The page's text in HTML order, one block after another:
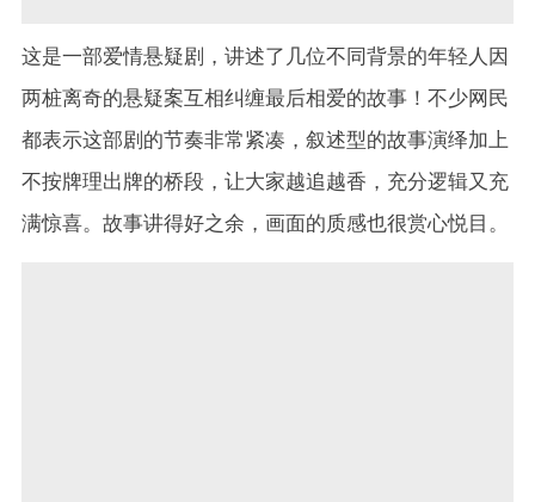
这是一部爱情悬疑剧，讲述了几位不同背景的年轻人因
两桩离奇的悬疑案互相纠缠最后相爱的故事！不少网民
都表示这部剧的节奏非常紧凑，叙述型的故事演绎加上
不按牌理出牌的桥段，让大家越追越香，充分逻辑又充
满惊喜。故事讲得好之余，画面的质感也很赏心悦目。